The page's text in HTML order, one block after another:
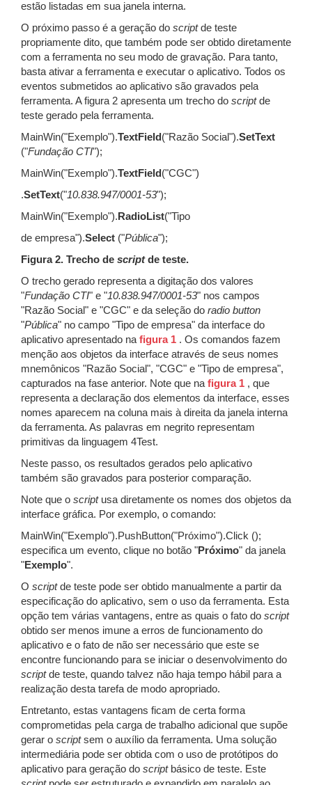
estão listadas em sua janela interna.
O próximo passo é a geração do scriptde teste
propriamente dito, que também pode ser obtido diretamente
com a ferramenta no seu modo de gravação. Para tanto,
basta ativar a ferramenta e executar o aplicativo. Todos os
eventos submetidos ao aplicativo são gravados pela
ferramenta. A figura 2 apresenta um trecho do scriptde
teste gerado pela ferramenta.
MainWin("Exemplo").TextField ("Razão Social").SetText
("Fundação CTI");
MainWin("Exemplo").TextField ("CGC")
.SetText("10.838.947/0001-53");
MainWin("Exemplo"). RadioList("Tipo
de empresa").Select ("Pública");
Figura 2. Trecho de scriptde teste.
O trecho gerado representa a digitação dos valores
"Fundação CTI" e "10.838.947/0001-53" nos campos
"Razão Social" e "CGC" e da seleção do radio button
"Pública" no campo "Tipo de empresa" da interface do
aplicativo apresentado na figura 1 . Os comandos fazem
menção aos objetos da interface através de seus nomes
mnemônicos "Razão Social", "CGC" e "Tipo de empresa",
capturados na fase anterior. Note que na figura 1 , que
representa a declaração dos elementos da interface, esses
nomes aparecem na coluna mais à direita da janela interna
da ferramenta. As palavras em negrito representam
primitivas da linguagem 4Test.
Neste passo, os resultados gerados pelo aplicativo
também são gravados para posterior comparação.
Note que o scriptusa diretamente os nomes dos objetos da
interface gráfica. Por exemplo, o comando:
MainWin("Exemplo").PushButton("Próximo").Click ();
especifica um evento, clique no botão "Próximo" da janela
"Exemplo".
O scriptde teste pode ser obtido manualmente a partir da
especificação do aplicativo, sem o uso da ferramenta. Esta
opção tem várias vantagens, entre as quais o fato do script
obtido ser menos imune a erros de funcionamento do
aplicativo e o fato de não ser necessário que este se
encontre funcionando para se iniciar o desenvolvimento do
scriptde teste, quando talvez não haja tempo hábil para a
realização desta tarefa de modo apropriado.
Entretanto, estas vantagens ficam de certa forma
comprometidas pela carga de trabalho adicional que supõe
gerar o scriptsem o auxílio da ferramenta. Uma solução
intermediária pode ser obtida com o uso de protótipos do
aplicativo para geração do scriptbásico de teste. Este